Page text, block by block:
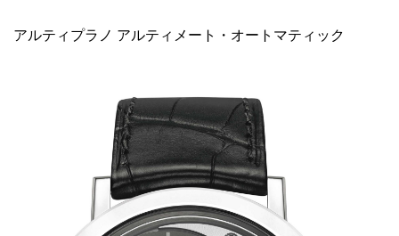
アルティプラノ アルティメート・オートマティック